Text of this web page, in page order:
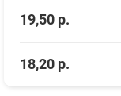
19,50 р.
18,20 р.